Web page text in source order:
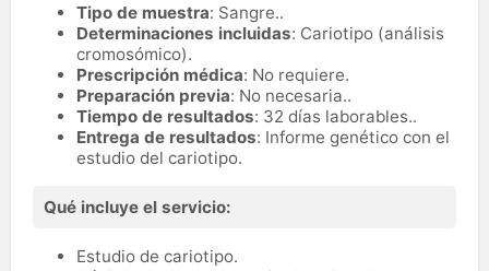
Tipo de muestra: Sangre..
Determinaciones incluidas: Cariotipo (análisis
cromosómico).
Prescripción médica: No requiere.
Preparación previa: No necesaria..
Tiempo de resultados: 32 días laborables..
Entrega de resultados: Informe genético con el
estudio del cariotipo.
Qué incluye el servicio:
Estudio de cariotipo.